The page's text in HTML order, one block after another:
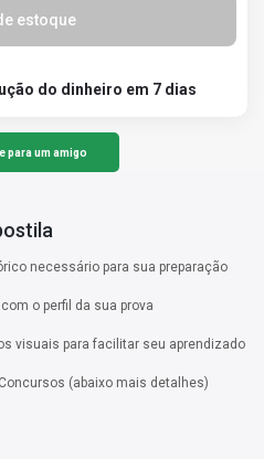
estoque
do dinheiro em 7 dias
para um amigo
necessário para sua preparação
o perfil da sua prova
visuais para facilitar seu aprendizado
(abaixo mais detalhes)